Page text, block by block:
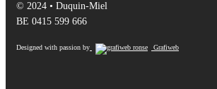
© 2024 • Duquin-Miel
BE 0415 599 666
Designed with passion by Grafiweb